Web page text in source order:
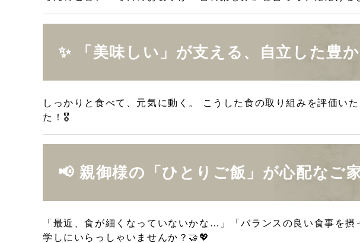
✨ 「美味しい」が支える、自立した豊
しっかりと食べて、元気に動く。 こうした食の取り組みを評価い
た！🎖️
📢 親御様の「ひとりご飯」が心配なご
「最近、食が細くなっていないかな…」「バランスの良い食事を
学しにいらっしゃいませんか？🤝💖